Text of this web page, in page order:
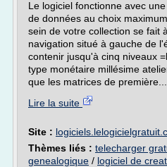
Le logiciel fonctionne avec
de données au choix
sein de votre collection se fait
navigation situé à gauche de
contenir jusqu'à cinq niveaux
type monétaire millésime
que les matrices de première...
Lire la suite
Site :
Thèmes liés : telecharger
genealogique / logiciel de